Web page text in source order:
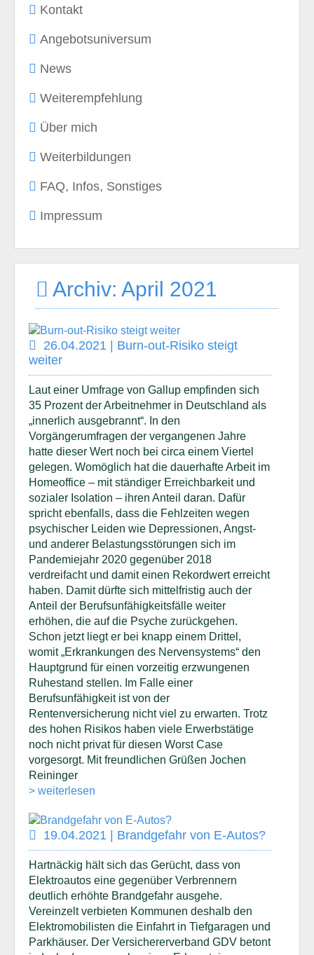
Kontakt
Angebotsuniversum
News
Weiterempfehlung
Über mich
Weiterbildungen
FAQ, Infos, Sonstiges
Impressum
Archiv: April 2021
26.04.2021 | Burn-out-Risiko steigt
weiter
Laut einer Umfrage von Gallup empfinden sich
35 Prozent der Arbeitnehmer in Deutschland als
„innerlich ausgebrannt“. In den
Vorgängerumfragen der vergangenen Jahre
hatte dieser Wert noch bei circa einem Viertel
gelegen. Womöglich hat die dauerhafte Arbeit im
Homeoffice – mit ständiger Erreichbarkeit und
sozialer Isolation – ihren Anteil daran. Dafür
spricht ebenfalls, dass die Fehlzeiten wegen
psychischer Leiden wie Depressionen, Angst-
und anderer Belastungsstörungen sich im
Pandemiejahr 2020 gegenüber 2018
verdreifacht und damit einen Rekordwert erreicht
haben. Damit dürfte sich mittelfristig auch der
Anteil der Berufsunfähigkeitsfälle weiter
erhöhen, die auf die Psyche zurückgehen.
Schon jetzt liegt er bei knapp einem Drittel,
womit „Erkrankungen des Nervensystems“ den
Hauptgrund für einen vorzeitig erzwungenen
Ruhestand stellen. Im Falle einer
Berufsunfähigkeit ist von der
Rentenversicherung nicht viel zu erwarten. Trotz
des hohen Risikos haben viele Erwerbstätige
noch nicht privat für diesen Worst Case
vorgesorgt. Mit freundlichen Grüßen Jochen
Reininger
> weiterlesen
19.04.2021 | Brandgefahr von E-Autos?
Hartnäckig hält sich das Gerücht, dass von
Elektroautos eine gegenüber Verbrennern
deutlich erhöhte Brandgefahr ausgehe.
Vereinzelt verbieten Kommunen deshalb den
Elektromobilisten die Einfahrt in Tiefgaragen und
Parkhäuser. Der Versichererverband GDV betont